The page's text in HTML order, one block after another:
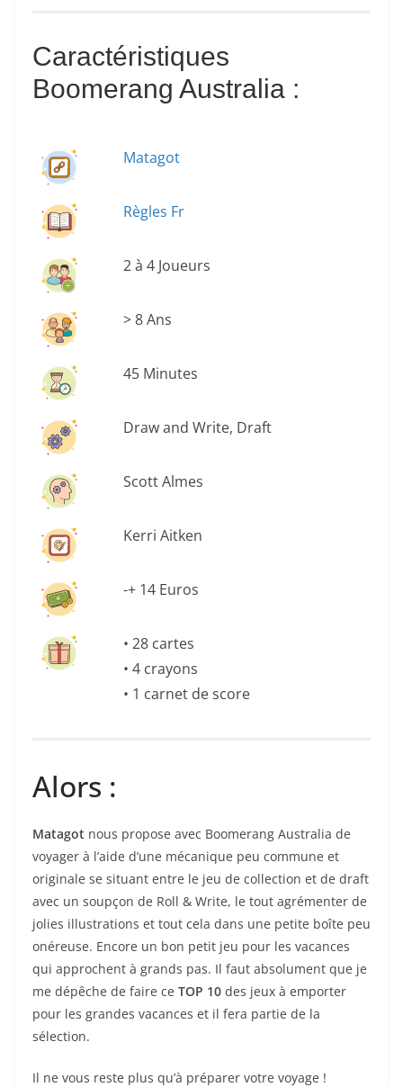
Caractéristiques
Boomerang Australia :
Matagot
Règles Fr
2 à 4 Joueurs
> 8 Ans
45 Minutes
Draw and Write, Draft
Scott Almes
Kerri Aitken
-+ 14 Euros
• 28 cartes
• 4 crayons
• 1 carnet de score
Alors :
Matagot nous propose avec Boomerang Australia de
voyager à l’aide d’une mécanique peu commune et
originale se situant entre le jeu de collection et de draft
avec un soupçon de Roll & Write, le tout agrémenter de
jolies illustrations et tout cela dans une petite boîte peu
onéreuse. Encore un bon petit jeu pour les vacances
qui approchent à grands pas. Il faut absolument que je
me dépêche de faire ce TOP 10 des jeux à emporter
pour les grandes vacances et il fera partie de la
sélection.
Il ne vous reste plus qu’à préparer votre voyage !